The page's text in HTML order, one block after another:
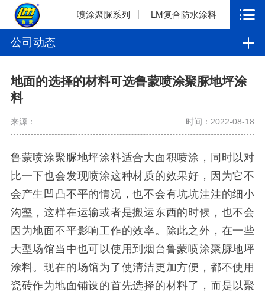
喷涂聚脲系列 LM复合防水涂料
公司动态
地面的选择的材料可选鲁蒙喷涂聚脲地坪涂
料
来源： 时间：2022-08-18
鲁蒙喷涂聚脲地坪涂料适合大面积喷涂，同时以对
比一下也会发现喷涂这种材质的效果好，因为它不
会产生凹凸不平的情况，也不会有坑坑洼洼的细小
沟壑，这样在运输或者是搬运东西的时候，也不会
因为地面不平影响工作的效率。除此之外，在一些
大型场馆当中也可以使用到烟台鲁蒙喷涂聚脲地坪
涂料。现在的场馆为了使清洁更加方便，都不使用
瓷砖作为地面铺设的首先选择的材料了，而是以聚